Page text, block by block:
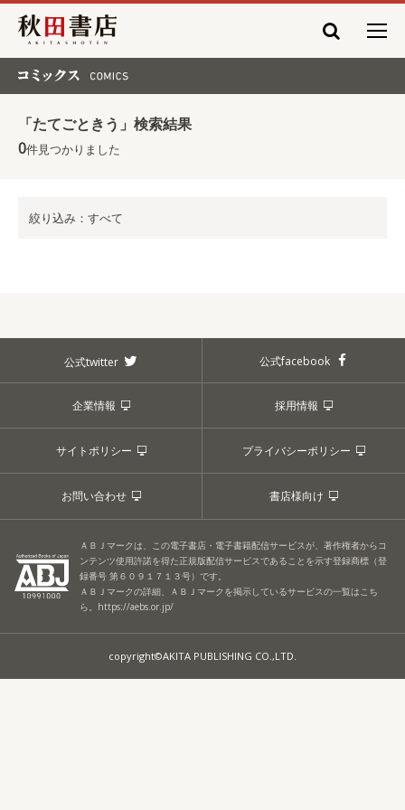
秋田書店
「たてごときう」検索結果
0件見つかりました
絞り込み：すべて
公式twitter 公式facebook
企業情報 採用情報
サイトポリシー プライバシーポリシー
お問い合わせ 書店様向け
ＡＢＪマークは、この電子書店・電子書籍配信サービスが、著作権者からコ
ンテンツ使用許諾を得た正規版配信サービスであることを示す登録商標（登
録番号 第６０９１７１３号）です。
ＡＢＪマークの詳細、ＡＢＪマークを掲示しているサービスの一覧はこち
ら。 https://aebs.or.jp/
copyright©AKITA PUBLISHING CO.,LTD.